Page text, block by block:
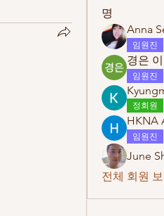
명
Anna
임원진
경은 이
임원진
정회원
HKNA
임원진
June
전체 회원